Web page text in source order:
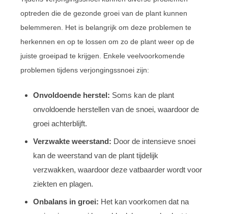
optreden die de gezonde groei van de plant kunnen
belemmeren. Het is belangrijk om deze problemen te
herkennen en op te lossen om zo de plant weer op de
juiste groeipad te krijgen. Enkele veelvoorkomende
problemen tijdens verjongingssnoei zijn:
Onvoldoende herstel: Soms kan de plant
onvoldoende herstellen van de snoei, waardoor de
groei achterblijft.
Verzwakte weerstand: Door de intensieve snoei
kan de weerstand van de plant tijdelijk
verzwakken, waardoor deze vatbaarder wordt voor
ziekten en plagen.
Onbalans in groei: Het kan voorkomen dat na